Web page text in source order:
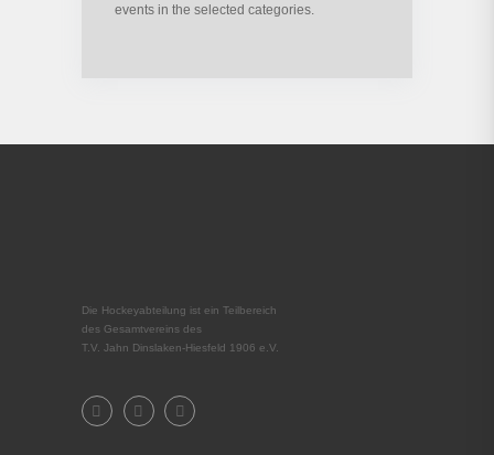
events in the selected categories.
Die Hockeyabteilung ist ein Teilbereich
des Gesamtvereins des
T.V. Jahn Dinslaken-Hiesfeld 1906 e.V.